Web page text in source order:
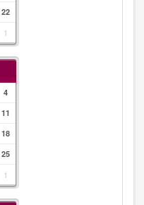
22
1
4
11
18
25
1